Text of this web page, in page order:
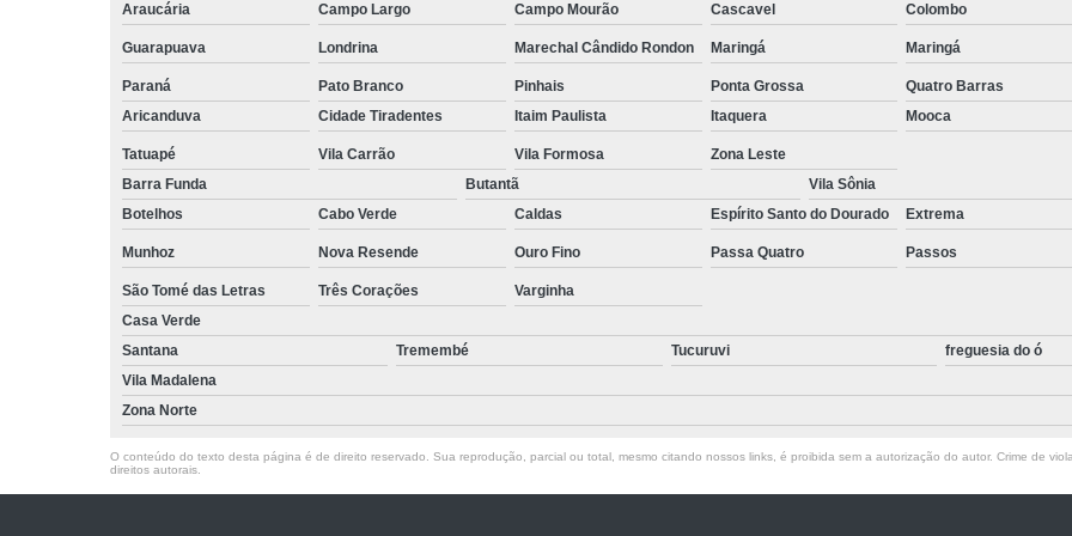
Empresa de
Empresa
Empresa de
Empresa de Terceirização
Empresa Terceirização
Empresa
Empresa de
Empresa de
Empresa de
Empresa de
Empresa
Empresa de
Araucária
Campo Largo Campo Mourão Cascavel Colombo
Guarapuava Londrina Marechal Cândido Rondon Maringá Maringá
Paraná Pato Branco Pinhais Ponta Grossa Quatro Barras
Aricanduva
Cidade Tiradentes Itaim Paulista Itaquera Mooca
Tatuapé Vila Carrão Vila Formosa
Zona Leste
Barra Funda
Butantã Vila Sônia
Botelhos
Cabo Verde Caldas Espírito Santo do Dourado Extrema
Munhoz Nova Resende Ouro Fino Passa Quatro Passos
São Tomé das Letras Três Corações
Varginha
Casa Verde
Santana
Tremembé Tucuruvi freguesia do ó
Vila Madalena
Zona Norte
O conteúdo do texto desta página é de direito reservado. Sua reprodução, parcial ou total, mesmo citando nossos links, é proibida sem a autorização do autor. Crime de
direitos autorais